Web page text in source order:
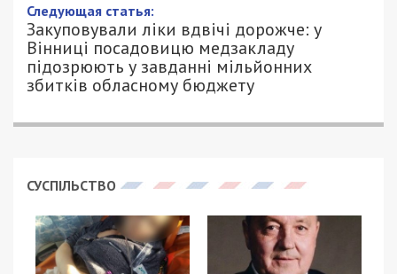
Следующая статья:
Закуповували ліки вдвічі дорожче: у
Вінниці посадовицю медзакладу
підозрюють у завданні мільйонних
збитків обласному бюджету
СУСПІЛЬСТВО